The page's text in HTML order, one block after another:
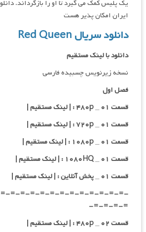
ایران امکان پذیر هست
دانلود سریال Red Queen
دانلود با لینک مستقیم
نسخه زیرنویس چسبیده فارسی
فصل اول
قسمت ۰۱ _ ۴۸۰p : | لینک مستقیم |
قسمت ۰۱ _ ۷۲۰p : | لینک مستقیم |
قسمت ۰۱ _ ۱۰۸۰p : | لینک مستقیم |
قسمت ۰۱ _ ۱۰۸۰HQ : | لینک مستقیم |
قسمت ۰۱ _ پخش آنلاین : | لینک مستقیم |
=-=-=-=-=-=-=-=-=-=-=-=-
=-=-=-=-
قسمت ۰۲ _ ۴۸۰p : | لینک مستقیم |